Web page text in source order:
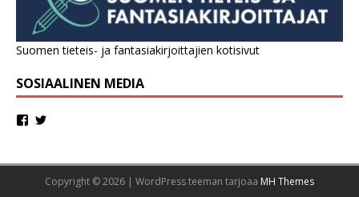
Suomen tieteis- ja fantasiakirjoittajien kotisivut
SOSIAALINEN MEDIA
Copyright © 2026 | WordPress teeman tarjoaa MH Themes